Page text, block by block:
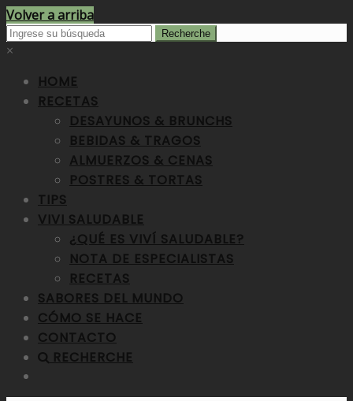
Volver a arriba
×
HOME
RECETAS
DESAYUNOS & BRUNCHS
BEBIDAS & TRAGOS
ALMUERZOS & CENAS
POSTRES & TORTAS
TIPS
VIVI SALUDABLE
¿QUÉ ES VIVÍ SALUDABLE?
NOTA DE ESPECIALISTAS
RECETAS
SABORES DEL MUNDO
CÓMO SE HACE
CONTACTO
RECHERCHE